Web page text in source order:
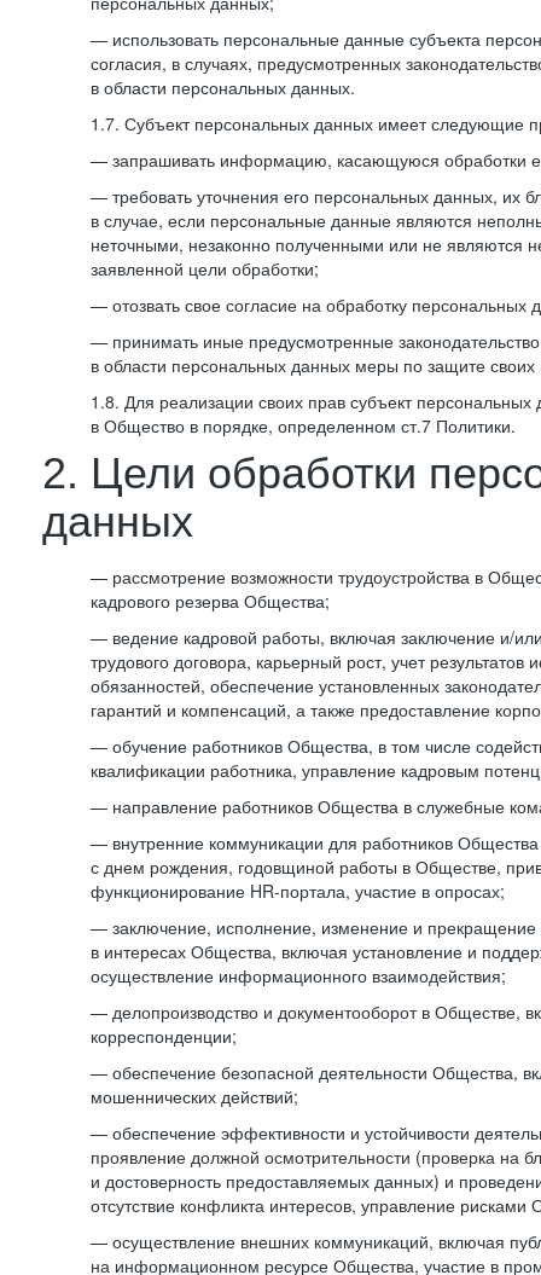
— использовать персональные данные субъекта
согласия, в случаях, предусмотренных
в области персональных данных.
1.7. Субъект персональных данных имеет следующие
— запрашивать информацию, касающуюся обработки
— требовать уточнения его персональных данных, их
в случае, если персональные данные являются
неточными, незаконно полученными или не являются
заявленной цели обработки;
— отозвать свое согласие на обработку персональных
— принимать иные предусмотренные
в области персональных данных меры по защите своих
1.8. Для реализации своих прав субъект
в Общество в порядке, определенном ст.7 Политики.
2. Цели обработки
данных
— рассмотрение возможности трудоустройства в
кадрового резерва Общества;
— ведение кадровой работы, включая заключение и/
трудового договора, карьерный рост, учет
обязанностей, обеспечение установленных
гарантий и компенсаций, а также предоставление
— обучение работников Общества, в том числе
квалификации работника, управление кадровым
— направление работников Общества в служебные
— внутренние коммуникации для работников
с днем рождения, годовщиной работы в Обществе,
функционирование HR-портала, участие в опросах;
— заключение, исполнение, изменение и прекращение
в интересах Общества, включая установление и
осуществление информационного взаимодействия;
— делопроизводство и документооборот в Обществе,
корреспонденции;
— обеспечение безопасной деятельности Общества,
мошеннических действий;
— обеспечение эффективности и устойчивости
проявление должной осмотрительности (проверка на
и достоверность предоставляемых данных) и
отсутствие конфликта интересов, управление рисками
— осуществление внешних коммуникаций, включая
на информационном ресурсе Общества, участие в